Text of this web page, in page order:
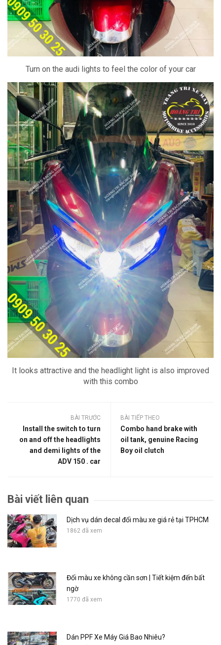
Turn on the audi lights to feel the color of your car
It looks attractive and the headlight light is also improved
with this combo
BÀI TRƯỚC
Install the switch to turn
on and off the headlights
and demi lights of the
ADV 150 . car
BÀI TIẾP THEO
Combo hand brake with
oil tank, genuine Racing
Boy oil clutch
Bài viết liên quan
Dịch vụ dán decal đổi màu xe giá rẻ tại TPHCM
1862 đã xem
Đổi màu xe không cần sơn | Tiết kiệm đến bất
ngờ
1770 đã xem
Dán PPF Xe Máy Giá Bao Nhiêu?